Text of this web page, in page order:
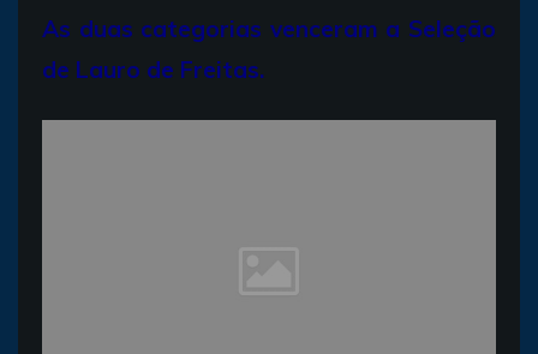
As duas categorias venceram a Seleção
de Lauro de Freitas.